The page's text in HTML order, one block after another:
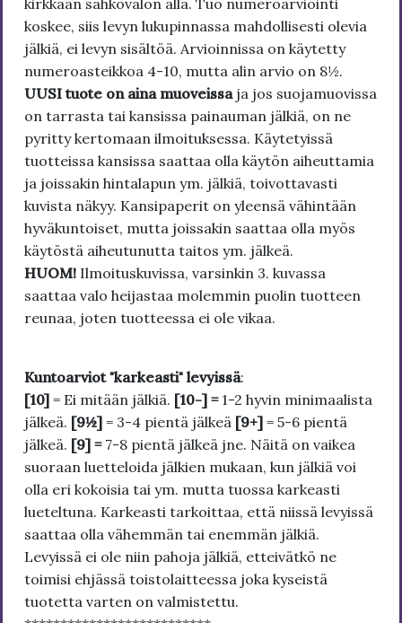
kirkkaan sähkövalon alla. Tuo numeroarviointi
koskee, siis levyn lukupinnassa mahdollisesti olevia
jälkiä, ei levyn sisältöä. Arvioinnissa on käytetty
numeroasteikkoa 4-10, mutta alin arvio on 8½.
UUSI tuote on aina muoveissa ja jos suojamuovissa
on tarrasta tai kansissa painauman jälkiä, on ne
pyritty kertomaan ilmoituksessa. Käytetyissä
tuotteissa kansissa saattaa olla käytön aiheuttamia
ja joissakin hintalapun ym. jälkiä, toivottavasti
kuvista näkyy. Kansipaperit on yleensä vähintään
hyväkuntoiset, mutta joissakin saattaa olla myös
käytöstä aiheutunutta taitos ym. jälkeä.
HUOM! Ilmoituskuvissa, varsinkin 3. kuvassa
saattaa valo heijastaa molemmin puolin tuotteen
reunaa, joten tuotteessa ei ole vikaa.
Kuntoarviot "karkeasti" levyissä:
[10] = Ei mitään jälkiä. [10-] = 1-2 hyvin minimaalista
jälkeä. [9½] = 3-4 pientä jälkeä [9+] = 5-6 pientä
jälkeä. [9] = 7-8 pientä jälkeä jne. Näitä on vaikea
suoraan luetteloida jälkien mukaan, kun jälkiä voi
olla eri kokoisia tai ym. mutta tuossa karkeasti
lueteltuna. Karkeasti tarkoittaa, että niissä levyissä
saattaa olla vähemmän tai enemmän jälkiä.
Levyissä ei ole niin pahoja jälkiä, etteivätkö ne
toimisi ehjässä toistolaitteessa joka kyseistä
tuotetta varten on valmistettu.